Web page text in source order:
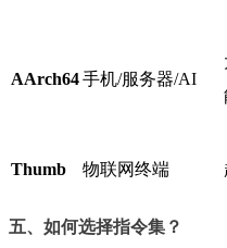
AArch64手机/服务器/AI
Thumb 物联网终端
五、如何选择指令集？